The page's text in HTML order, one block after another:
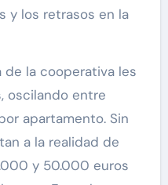
y los retrasos en la
de la cooperativa les
oscilando entre
apartamento. Sin
a la realidad de
y 50.000 euros